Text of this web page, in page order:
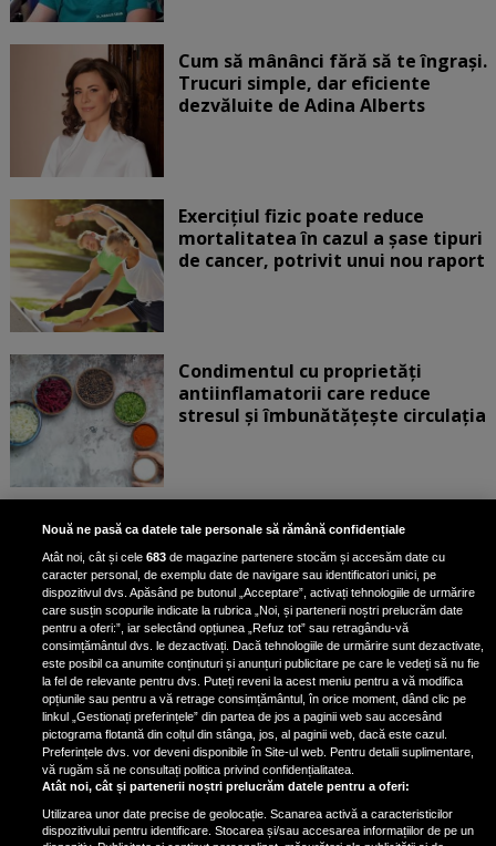
Cum să mânânci fără să te îngrași.
Trucuri simple, dar eficiente
dezvăluite de Adina Alberts
Exercițiul fizic poate reduce
mortalitatea în cazul a șase tipuri
de cancer, potrivit unui nou raport
Condimentul cu proprietăți
antiinflamatorii care reduce
stresul și îmbunătățește circulația
Dormi mai putin de 8 ore pe
noapte? Medicul Mihaill Pautov a
spus la ce riscuri te expui: „Îți faci
foarte mult rău”
Doctor Marius Sava a dezvăluit
care sunt principalele cauze ale
somnolenței
Doctorul Marius Sava a...
Nouă ne pasă ca datele tale personale să rămână confidențiale
Atât noi, cât și cele683 de magazine partenere stocăm și accesăm date cu
caracter personal, de exemplu date de navigare sau identificatori unici, pe
dispozitivul dvs. Apăsând pe butonul „Acceptare”, activați tehnologiile de urmărire
care susțin scopurile indicate la rubrica „Noi, și partenerii noștri prelucrăm date
pentru a oferi:”, iar selectând opțiunea „Refuz tot” sau retragându-vă
consimțământul dvs. le dezactivați. Dacă tehnologiile de urmărire sunt dezactivate,
este posibil ca anumite conținuturi și anunțuri publicitare pe care le vedeți să nu fie
la fel de relevante pentru dvs. Puteți reveni la acest meniu pentru a vă modifica
opțiunile sau pentru a vă retrage consimțământul, în orice moment, dând clic pe
linkul „Gestionați preferințele” din partea de jos a paginii web sau accesând
pictograma flotantă din colțul din stânga, jos, al paginii web, dacă este cazul.
Preferințele dvs. vor deveni disponibile în Site-ul web. Pentru detalii suplimentare,
vă rugăm să ne consultați politica privind confidențialitatea.
Atât noi, cât și partenerii noștri prelucrăm datele pentru a oferi:
Utilizarea unor date precise de geolocație. Scanarea activă a caracteristicilor
dispozitivului pentru identificare. Stocarea și/sau accesarea informațiilor de pe un